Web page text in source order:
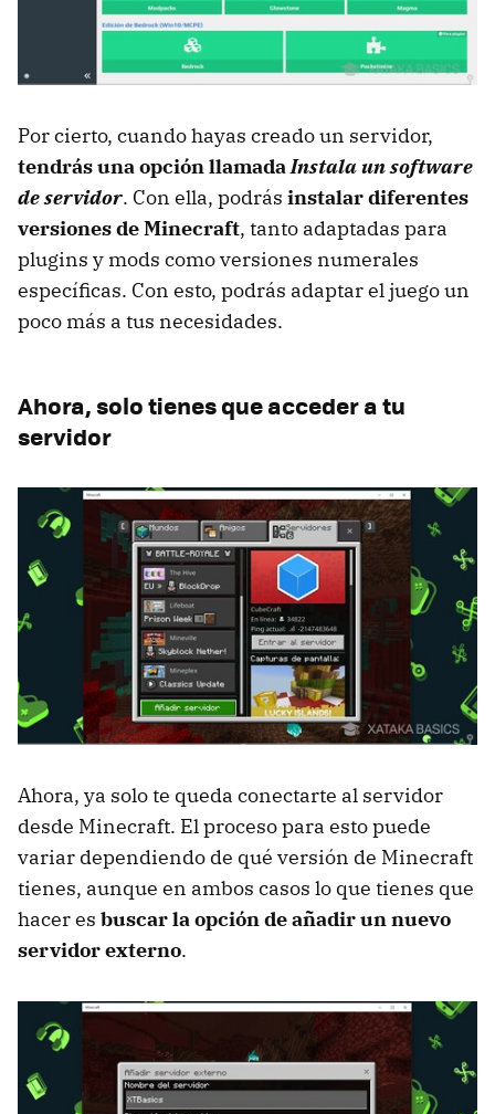
Por cierto, cuando hayas creado un servidor,
tendrás una opción llamada Instala un software
de servidor. Con ella, podrás instalar diferentes
versiones de Minecraft, tanto adaptadas para
plugins y mods como versiones numerales
específicas. Con esto, podrás adaptar el juego un
poco más a tus necesidades.
Ahora, solo tienes que acceder a tu
servidor
Ahora, ya solo te queda conectarte al servidor
desde Minecraft. El proceso para esto puede
variar dependiendo de qué versión de Minecraft
tienes, aunque en ambos casos lo que tienes que
hacer es buscar la opción de añadir un nuevo
servidor externo.